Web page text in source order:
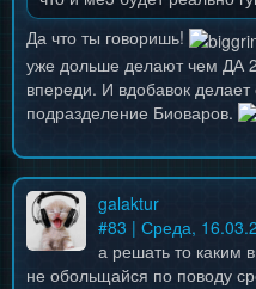
Да что ты говоришь!
уже дольше делают чем ДА
впереди. И вдобавок
подразделение Биоваров.
galaktur
#83 | Среда,
а решать то каким
не обольщайся по поводу